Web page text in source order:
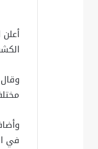
في